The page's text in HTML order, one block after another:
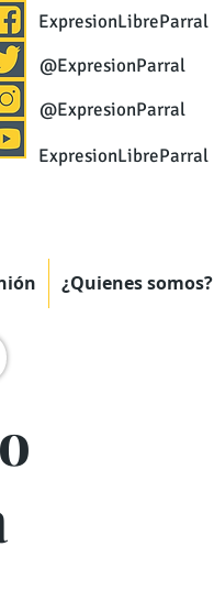
ExpresionLibreParral
@ExpresionParral
@ExpresionParral
ExpresionLibreParral
¿Quienes somos?